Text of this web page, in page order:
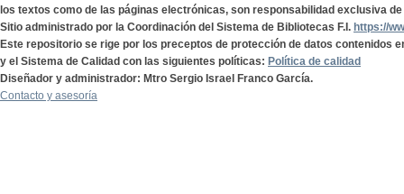
los textos como de las páginas electrónicas, son responsabilidad exclusiva
Sitio administrado por la Coordinación del Sistema de Bibliotecas F.I. https://
Este repositorio se rige por los preceptos de protección de datos contenidos
y el Sistema de Calidad con las siguientes políticas: Política de calidad
Diseñador y administrador: Mtro Sergio Israel Franco García.
Contacto y asesoría